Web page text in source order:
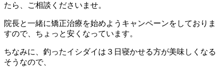
たら、ご相談くださいませ。
院長と一緒に矯正治療を始めようキャンペーンをしておりま
すので、ちょっと安くなっています。
ちなみに、釣ったイシダイは３日寝かせる方が美味しくなる
そうなので、